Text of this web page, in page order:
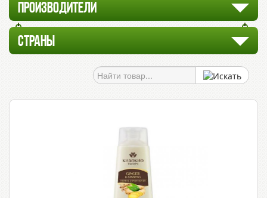
ПРОИЗВОДИТЕЛИ
СТРАНЫ